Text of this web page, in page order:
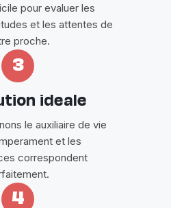
pour evaluer les
et les attentes de
proche.
3
ideale
le auxiliaire de vie
et les
correspondent
4